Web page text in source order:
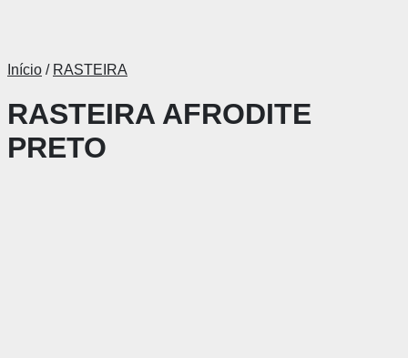
Início / RASTEIRA
RASTEIRA AFRODITE
PRETO